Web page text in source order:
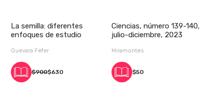
La semilla: diferentes
enfoques de estudio
Guevara Fefer
$900$630
Ciencias, número 139-140,
julio-diciembre, 2023
Miramontes
$50